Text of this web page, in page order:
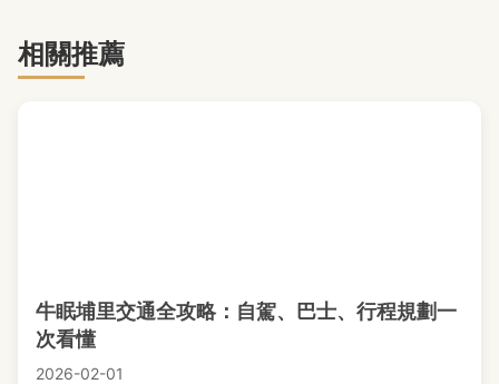
相關推薦
牛眠埔里交通全攻略：自駕、巴士、行程規劃一
次看懂
2026-02-01